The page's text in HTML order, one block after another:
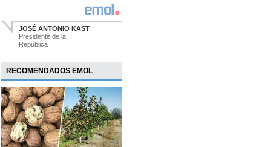
JOSÉ ANTONIO KAST
Presidente de la
República
RECOMENDADOS EMOL